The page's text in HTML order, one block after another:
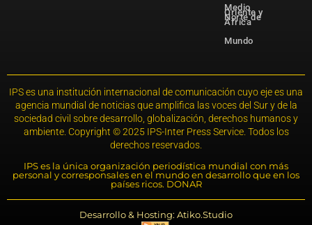
Medio
Oriente y
Norte de
África
Mundo
IPS es una institución internacional de comunicación cuyo eje es una
agencia mundial de noticias que amplifica las voces del Sur y de la
sociedad civil sobre desarrollo, globalización, derechos humanos y
ambiente. Copyright © 2025 IPS-Inter Press Service. Todos los
derechos reservados.
IPS es la única organización periodística mundial con más
personal y corresponsales en el mundo en desarrollo que en los
países ricos. DONAR
Desarrollo & Hosting: Atiko.Studio